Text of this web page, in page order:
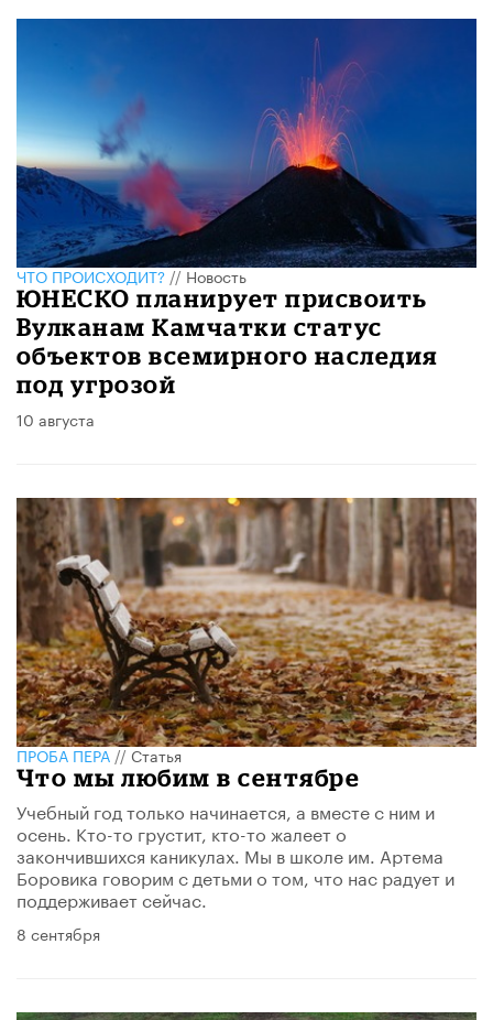
ЧТО ПРОИСХОДИТ?//Новость
ЮНЕСКО планирует присвоить
Вулканам Камчатки статус
объектов всемирного наследия
под угрозой
10 августа
ПРОБА ПЕРА//Статья
Что мы любим в сентябре
Учебный год только начинается, а вместе с ним и
осень. Кто-то грустит, кто-то жалеет о
закончившихся каникулах. Мы в школе им. Артема
Боровика говорим с детьми о том, что нас радует и
поддерживает сейчас.
8 сентября